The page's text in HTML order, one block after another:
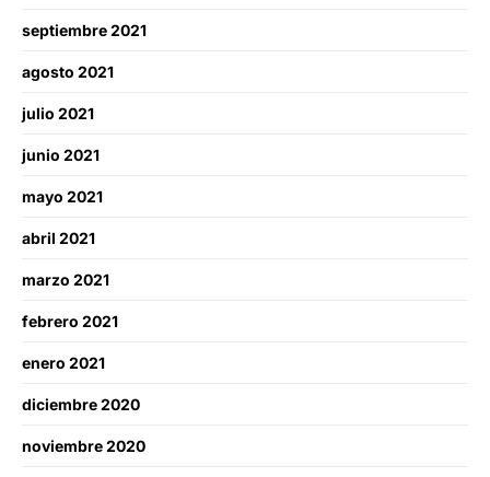
septiembre 2021
agosto 2021
julio 2021
junio 2021
mayo 2021
abril 2021
marzo 2021
febrero 2021
enero 2021
diciembre 2020
noviembre 2020